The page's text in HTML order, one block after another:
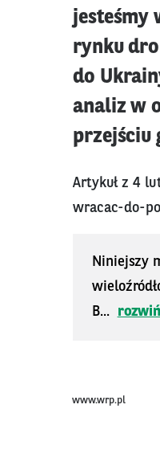
jesteśmy
rynku
do
analiz w
przejściu
Artykuł z 4
wracac-do-
Niniejszy
B...
rozwiń
www.wrp.pl